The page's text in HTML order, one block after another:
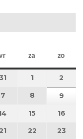
vrijdag
za zaterdag
zo
31 juli 2026
11 augustus
2
2026
7 7 augustus 2026
8 8 augustus
9
2026
14 augustus 2026
15 15 16
2026
21 21 augustus 2026
22 22 23